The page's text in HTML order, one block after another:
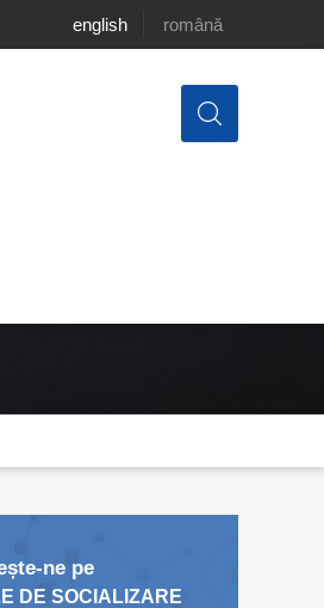
english română
ne pe
DE SOCIALIZARE